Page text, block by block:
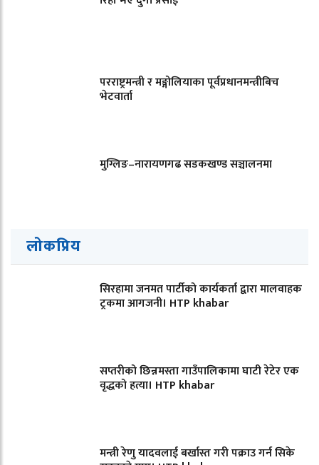
परराष्ट्रमन्त्री र मङ्गोलियाका पूर्वप्रधानमन्त्रीबिच
भेटवार्ता
मुग्लिङ–नारायणगढ सडकखण्ड सञ्चालनमा
लोकप्रिय
सिरहामा जनमत पार्टीको कार्यकर्ता द्वारा मालवाहक
ट्रकमा आगजनी। HTP khabar
सप्तरीको छिन्नमस्ता गाउँपालिकामा घाटी रेटेर एक
वृद्धको हत्या। HTP khabar
मन्त्री रेणु यादवलाई बर्खास्त गरी पक्राउ गर्न सिके